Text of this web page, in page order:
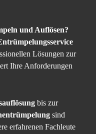
und Auflösen?
Lösungen zur
Ihre Anforderungen
bis zur
sind
erfahrenen Fachleute